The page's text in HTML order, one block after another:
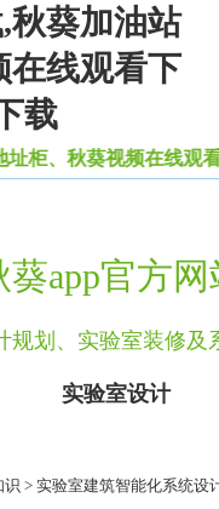
秋葵加油站
在线观看下
载
、秋葵视频在线观看
葵app官方
划、实验室装修
实验室设计
识 > 实验室建筑智能化系统设